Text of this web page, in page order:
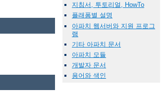
지침서, 투토리얼, HowTo
플래폼별 설명
아파치 웹서버와 지원 프로그
램
기타 아파치 문서
아파치 모듈
개발자 문서
용어와 색인